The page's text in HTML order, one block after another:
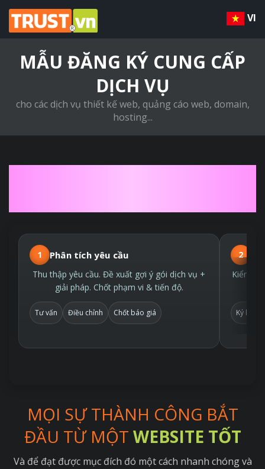
VI
MẪU ĐĂNG KÝ CUNG CẤP
DỊCH VỤ
cho các dịch vụ thiết kế web, quảng cáo web, domain,
hosting...
1 Phân tích yêu cầu
Thu thập yêu cầu. Đề xuất gợi ý gói dịch vụ +
giải pháp. Chốt phạm vi & tiến độ.
Tư vấn Điều chỉnh Chốt báo giá
2
Kiểm
Ký hợp
MỌI SỰ THÀNH CÔNG BẮT
ĐẦU TỪ MỘT WEBSITE TỐT
Và để đạt được mục đích đó một cách nhanh chóng và